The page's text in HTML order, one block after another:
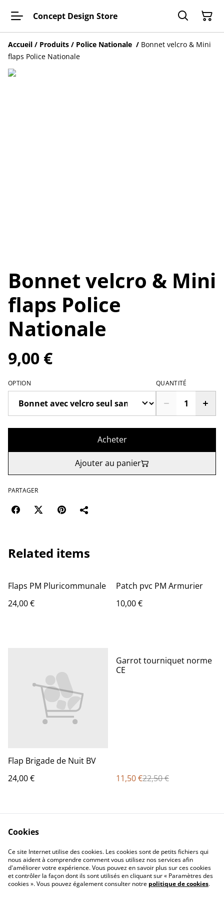
Concept Design Store
Accueil / Produits / Police Nationale / Bonnet velcro & Mini
flaps Police Nationale
Bonnet velcro & Mini
flaps Police
Nationale
9,00 €
OPTION QUANTITÉ
Acheter
Ajouter au panier
PARTAGER
Related items
Flaps PM Pluricommunale
24,00 €
Patch pvc PM Armurier
10,00 €
Flap Brigade de Nuit BV
24,00 €
%
Garrot tourniquet norme
CE
11,50 €22,50 €
Contact Us
Legal Terms
Privacy Policy
Cookie Policy
Cookies
Ce site Internet utilise des cookies. Les cookies sont de petits fichiers qui
nous aident à comprendre comment vous utilisez nos services afin
d'améliorer votre expérience. Vous pouvez en savoir plus sur ces cookies
et contrôler la façon dont ils sont utilisés en cliquant sur « Paramètres des
cookies ». Vous pouvez également consulter notre politique de cookies.